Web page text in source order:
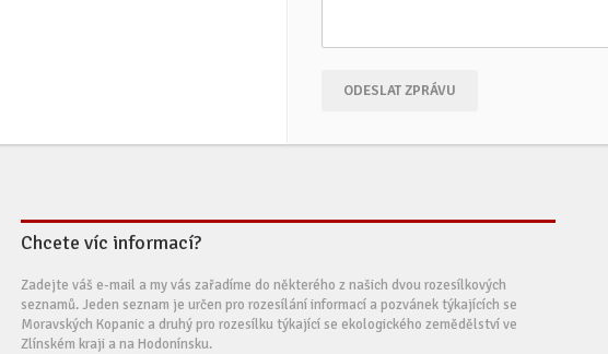
ODESLAT ZPRÁVU
Chcete víc informací?
Zadejte váš e-mail a my vás zařadíme do některého z našich dvou rozesílkových
seznamů. Jeden seznam je určen pro rozesílání informací a pozvánek týkajících se
Moravských Kopanic a druhý pro rozesílku týkající se ekologického zemědělství ve
Zlínském kraji a na Hodonínsku.